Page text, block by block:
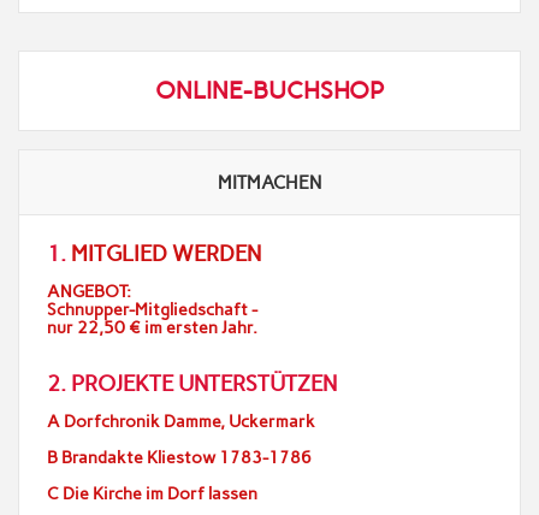
ONLINE-BUCHSHOP
MITMACHEN
1. MITGLIED WERDEN
ANGEBOT:
Schnupper-Mitgliedschaft -
nur 22,50 € im ersten Jahr.
2. PROJEKTE UNTERSTÜTZEN
A Dorfchronik Damme, Uckermark
B Brandakte Kliestow 1783-1786
C Die Kirche im Dorf lassen